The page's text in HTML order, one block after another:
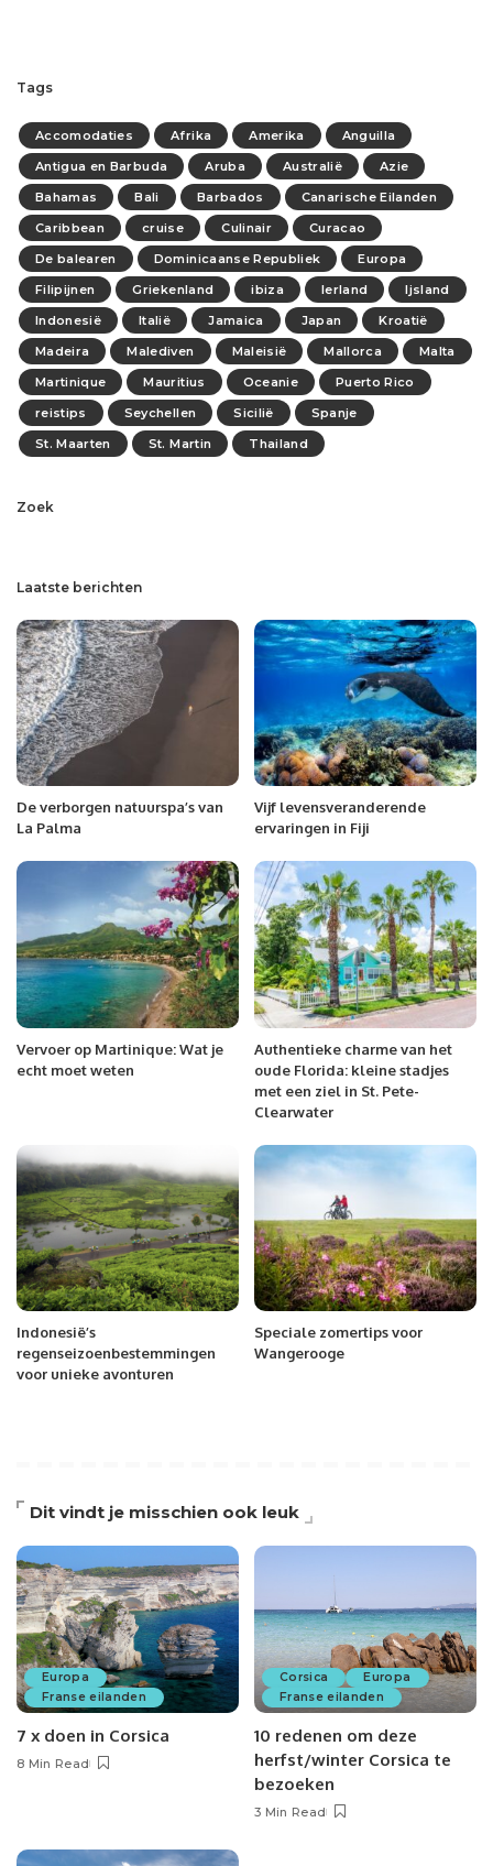
Tags
Accomodaties Afrika Amerika
Anguilla
Antigua en Barbuda
Aruba Australië
Azie
Bahamas
Bali Barbados
Canarische Eilanden
Caribbean
cruise Culinair
Curacao
De balearen
Dominicaanse Republiek
Europa
Filipijnen
Griekenland ibiza Ierland
Ijsland
Indonesië
Italië Jamaica Japan
Kroatië
Madeira
Malediven Maleisië Mallorca
Malta
Martinique
Mauritius Oceanie
Puerto Rico
reistips
Seychellen Sicilië
Spanje
St. Maarten
St. Martin Thailand
Zoek
Laatste berichten
De verborgen natuurspa’s van
La Palma
Vijf levensveranderende
ervaringen in Fiji
Vervoer op Martinique: Wat je
echt moet weten
Authentieke charme van het
oude Florida: kleine stadjes
met een ziel in St. Pete-
Clearwater
Indonesië’s
regenseizoenbestemmingen
voor unieke avonturen
Speciale zomertips voor
Wangerooge
Dit vindt je misschien ook leuk
Europa
Franse eilanden
7 x doen in Corsica
8 Min Read
Corsica
Europa
Franse eilanden
10 redenen om deze
herfst/winter Corsica te
bezoeken
3 Min Read